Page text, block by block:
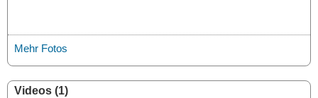
Mehr Fotos
Videos (1)